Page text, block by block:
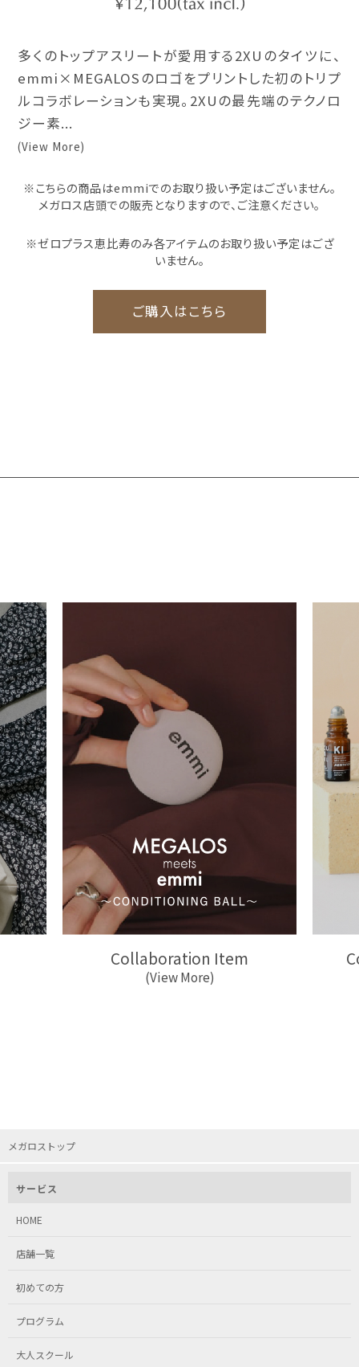
多くのトップアスリートが愛用する2XUのタイツに、
emmi×MEGALOSのロゴをプリントした初のトリプ
ルコラボレーションも実現。2XUの最先端のテクノロ
ジー素...
(View More)
※こちらの商品はemmiでのお取り扱い予定はございません。
メガロス店頭での販売となりますので、ご注意ください。
※ゼロプラス恵比寿のみ各アイテムのお取り扱い予定はござ
いません。
ご購入はこちら
Collaboration Item
(View More)
メガロストップ
サービス
HOME
店舗一覧
初めての方
プログラム
大人スクール